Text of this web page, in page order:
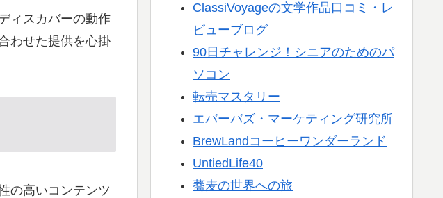
ィスカバーの動作
わせた提供を心掛
の高いコンテンツ
ClassiVoyageの文学作品口コミ・レ
ビューブログ
90日チャレンジ！シニアのためのパ
ソコン
転売マスタリー
エバーバズ・マーケティング研究所
BrewLandコーヒーワンダーランド
UntiedLife40
蕎麦の世界への旅